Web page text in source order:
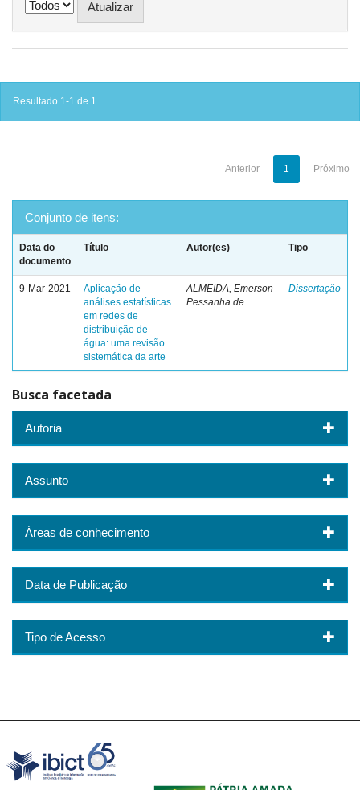
Resultado 1-1 de 1.
Anterior 1 Próximo
Conjunto de itens:
Data do
documento
Título Autor(es) Tipo
9-Mar-2021
Aplicação de
análises estatísticas
em redes de
distribuição de
água: uma revisão
sistemática da arte
ALMEIDA, Emerson
Pessanha de
Dissertação
Busca facetada
Autoria
Assunto
Áreas de conhecimento
Data de Publicação
Tipo de Acesso